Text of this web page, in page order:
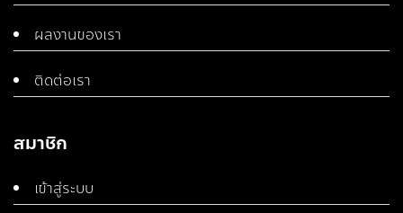
ผลงานของเรา
ติดต่อเรา
สมาชิก
เข้าสู่ระบบ